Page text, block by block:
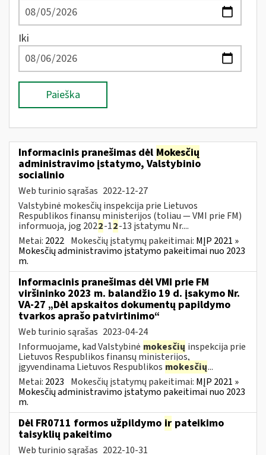
Iki
Paieška
Informacinis pranešimas dėl Mokesčių
administravimo įstatymo, Valstybinio
socialinio
Web turinio sąrašas 2022-12-27
Valstybinė mokesčių inspekcija prie Lietuvos
Respublikos finansų ministerijos (toliau — VMI prie FM)
informuoja, jog 2022-12-13 įstatymu Nr....
Metai: 2022 Mokesčių įstatymų pakeitimai: MĮP 2021 »
Mokesčių administravimo įstatymo pakeitimai nuo 2023
m.
Informacinis pranešimas dėl VMI prie FM
viršininko 2023 m. balandžio 19 d. įsakymo Nr.
VA-27 „Dėl apskaitos dokumentų papildymo
tvarkos aprašo patvirtinimo“
Web turinio sąrašas 2023-04-24
Informuojame, kad Valstybinė mokesčių inspekcija prie
Lietuvos Respublikos finansų ministerijos,
įgyvendinama Lietuvos Respublikos mokesčių...
Metai: 2023 Mokesčių įstatymų pakeitimai: MĮP 2021 »
Mokesčių administravimo įstatymo pakeitimai nuo 2023
m.
Dėl FR0711 formos užpildymo ir pateikimo
taisyklių pakeitimo
Web turinio sąrašas 2022-10-31